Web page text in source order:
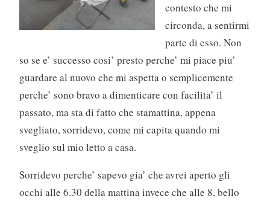
contesto che mi
circonda, a sentirmi
parte di esso. Non
so se e’ successo cosi’ presto perche’ mi piace piu’
guardare al nuovo che mi aspetta o semplicemente
perche’ sono bravo a dimenticare con facilita’ il
passato, ma sta di fatto che stamattina, appena
svegliato, sorridevo, come mi capita quando mi
sveglio sul mio letto a casa.
Sorridevo perche’ sapevo gia’ che avrei aperto gli
occhi alle 6.30 della mattina invece che alle 8, bello